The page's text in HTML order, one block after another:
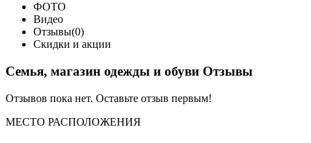
ФОТО
Видео
Отзывы(0)
Скидки и акции
Семья, магазин одежды и обуви Отзывы
Отзывов пока нет. Оставьте отзыв первым!
МЕСТО РАСПОЛОЖЕНИЯ